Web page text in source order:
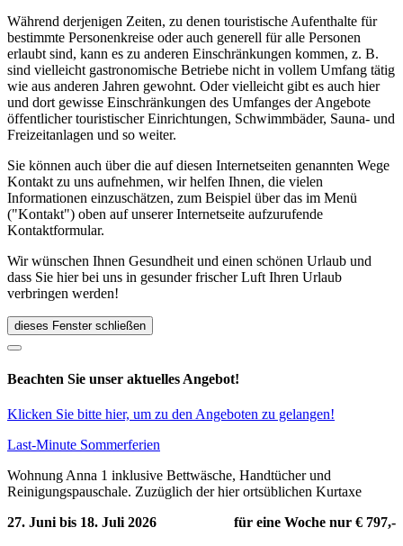
Während derjenigen Zeiten, zu denen touristische Aufenthalte für
bestimmte Personenkreise oder auch generell für alle Personen
erlaubt sind, kann es zu anderen Einschränkungen kommen, z. B.
sind vielleicht gastronomische Betriebe nicht in vollem Umfang tätig
wie aus anderen Jahren gewohnt. Oder vielleicht gibt es auch hier
und dort gewisse Einschränkungen des Umfanges der Angebote
öffentlicher touristischer Einrichtungen, Schwimmbäder, Sauna- und
Freizeitanlagen und so weiter.
Sie können auch über die auf diesen Internetseiten genannten Wege
Kontakt zu uns aufnehmen, wir helfen Ihnen, die vielen
Informationen einzuschätzen, zum Beispiel über das im Menü
("Kontakt") oben auf unserer Internetseite aufzurufende
Kontaktformular.
Wir wünschen Ihnen Gesundheit und einen schönen Urlaub und
dass Sie hier bei uns in gesunder frischer Luft Ihren Urlaub
verbringen werden!
dieses Fenster schließen
Beachten Sie unser aktuelles Angebot!
Klicken Sie bitte hier, um zu den Angeboten zu gelangen!
Last-Minute Sommerferien
Wohnung Anna 1 inklusive Bettwäsche, Handtücher und
Reinigungspauschale. Zuzüglich der hier ortsüblichen Kurtaxe
27. Juni bis 18. Juli 2026
für eine Woche nur € 797,-